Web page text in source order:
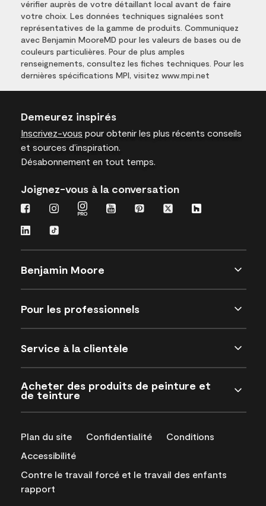
vérifier auprès de votre détaillant local avant de faire
votre choix. Les données techniques signalées sont
représentatives de la gamme de produits. Communiquez
avec Benjamin MooreMD pour les valeurs de bases ou de
couleurs particulières. Pour de plus amples
renseignements, consultez les fiches techniques. Pour les
dernières spécifications MPI, visitez www.mpi.net
Demeurez inspirés
Inscrivez-vous pour obtenir les plus récents conseils
et sources d’inspiration.
Désabonnement en tout temps.
Joignez-vous à la conversation
Benjamin Moore
Pour les professionnels
Service à la clientèle
Acheter des produits de peinture et
de teinture
Plan du site Confidentialité
Conditions
Accessibilité
Contre le travail forcé et le travail des enfants
rapport